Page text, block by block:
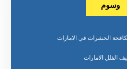
وسوم
الحشرات في الامارات
الفلل الامارات